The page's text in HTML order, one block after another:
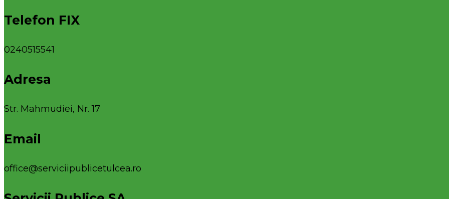
Telefon FIX
0240515541
Adresa
Str. Mahmudiei, Nr. 17
Email
office@serviciipublicetulcea.ro